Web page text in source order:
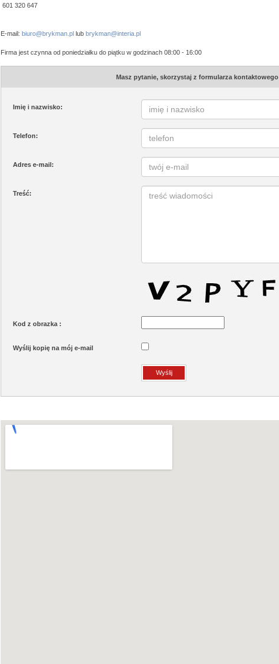
601 320 647
E-mail: biuro@brykman.pl lub brykman@interia.pl
Firma jest czynna od poniedziałku do piątku w godzinach 08:00 - 16:00
Masz pytanie, skorzystaj z formularza kontaktowego
Imię i nazwisko:
Telefon:
Adres e-mail:
Treść:
Kod z obrazka :
Wyślij kopię na mój e-mail
Wyślij